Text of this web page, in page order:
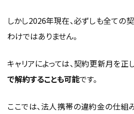
しかし2026年現在、必ずしも全ての
わけではありません。
キャリアによっては、契約更新月を正
で解約することも可能です。
ここでは、法人携帯の違約金の仕組